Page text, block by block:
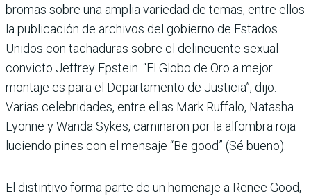
bromas sobre una amplia variedad de temas, entre ellos
la publicación de archivos del gobierno de Estados
Unidos con tachaduras sobre el delincuente sexual
convicto Jeffrey Epstein. “El Globo de Oro a mejor
montaje es para el Departamento de Justicia”, dijo.
Varias celebridades, entre ellas Mark Ruffalo, Natasha
Lyonne y Wanda Sykes, caminaron por la alfombra roja
luciendo pines con el mensaje “Be good” (Sé bueno).
El distintivo forma parte de un homenaje a Renee Good,